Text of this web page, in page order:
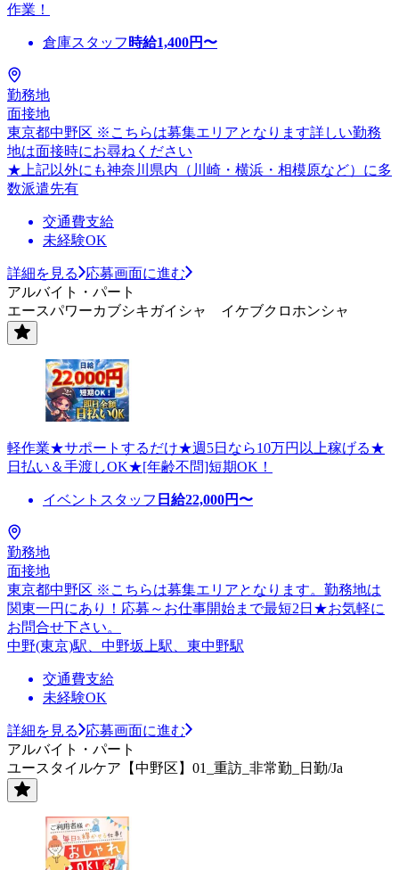
作業！
倉庫スタッフ 時給1,400円〜
勤務地
面接地
東京都中野区 ※こちらは募集エリアとなります詳しい勤務
地は面接時にお尋ねください
★上記以外にも神奈川県内（川崎・横浜・相模原など）に多
数派遣先有
交通費支給
未経験OK
詳細を見る
応募画面に進む
アルバイト・パート
エースパワーカブシキガイシャ イケブクロホンシャ
軽作業★サポートするだけ★週5日なら10万円以上稼げる★
日払い＆手渡しOK★[年齢不問]短期OK！
イベントスタッフ 日給22,000円〜
勤務地
面接地
東京都中野区 ※こちらは募集エリアとなります。勤務地は
関東一円にあり！応募～お仕事開始まで最短2日★お気軽に
お問合せ下さい。
中野(東京)駅、中野坂上駅、東中野駅
交通費支給
未経験OK
詳細を見る
応募画面に進む
アルバイト・パート
ユースタイルケア【中野区】01_重訪_非常勤_日勤/Ja